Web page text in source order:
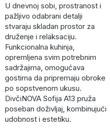
U dnevnoj sobi, prostranost i
pažljivo odabrani detalji
stvaraju skladan prostor za
druženje i relaksaciju.
Funkcionalna kuhinja,
opremljena svim potrebnim
sadržajima, omogućava
gostima da pripremaju obroke
po sopstvenom ukusu.
DivčiNOVA Sofija A13 pruža
poseban doživljaj, kombinujući
udobnost i estetiku.